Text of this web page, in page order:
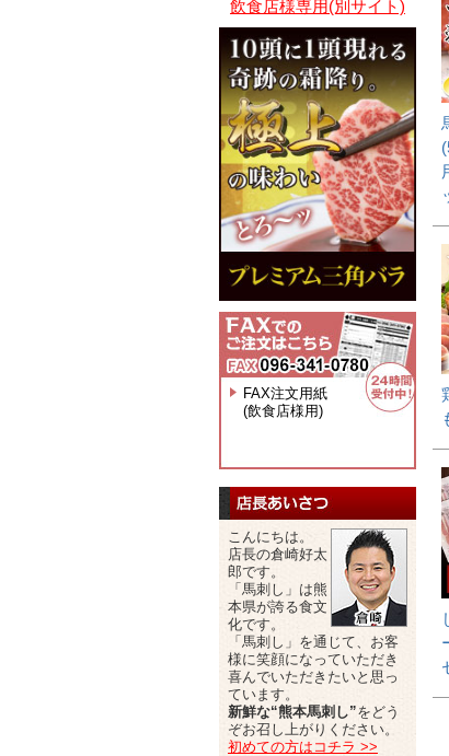
飲食店様専用(別サイト)
FAX注文用紙
(飲食店様用)
こんにちは。
店長の倉崎好太
郎です。
「馬刺し」は熊
本県が誇る食文
化です。
「馬刺し」を通じて、お客
様に笑顔になっていただき
喜んでいただきたいと思っ
ています。
新鮮な“熊本馬刺し”をどう
ぞお召し上がりください。
初めての方はコチラ >>